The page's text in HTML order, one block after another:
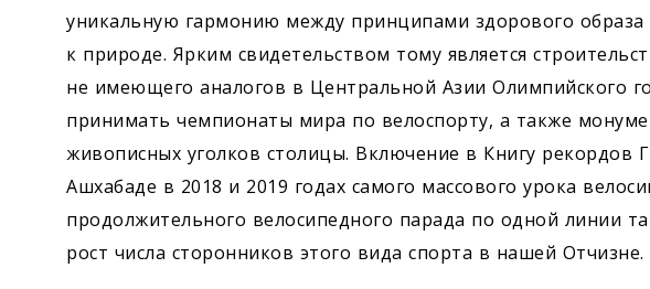
уникальную гармонию между принципами здорового
к природе. Ярким свидетельством тому является
не имеющего аналогов в Центральной Азии Олимпийского
принимать чемпионаты мира по велоспорту, а также
живописных уголков столицы. Включение в Книгу рекордов
Ашхабаде в 2018 и 2019 годах самого массового урока
продолжительного велосипедного парада по одной линии
рост числа сторонников этого вида спорта в нашей Отчизне.